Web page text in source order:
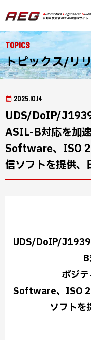
Topics
トピックス/リ
2025.10.14
UDS/DoIP/
ASIL-B対応を加
Software、ISO
信ソフトを提供、
UDS/DoIP/
ポジ
Software、ISO
ソフトを